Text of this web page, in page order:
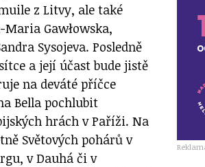
z Litvy, ale také
Gawłowska,
Sysojeva. Posledně
a její účast bude jistě
na deváté příčce
Bella pochlubit
hrách v Paříži. Na
Světových pohárů v
v Dauhá či v